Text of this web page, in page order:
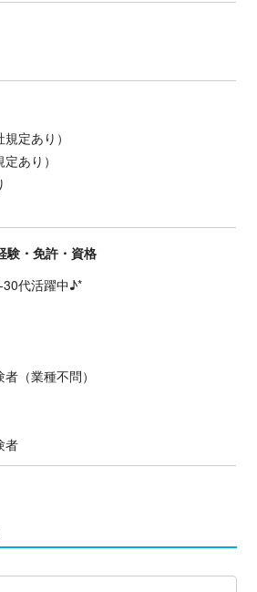
定あり）
あり）
験・免許・資格
代活躍中♪*
（業種不問）
者